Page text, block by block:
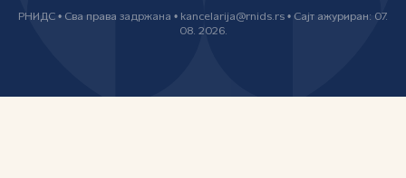
РНИДС • Сва права задржана • kancelarija@rnids.rs • Сајт ажуриран: 07.
08. 2026.